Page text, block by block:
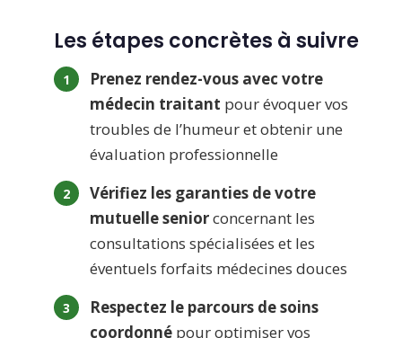
Les étapes concrètes à suivre
Prenez rendez-vous avec votre
médecin traitant pour évoquer vos
troubles de l’humeur et obtenir une
évaluation professionnelle
Vérifiez les garanties de votre
mutuelle seniorconcernant les
consultations spécialisées et les
éventuels forfaits médecines douces
Respectez le parcours de soins
coordonné pour optimiser vos